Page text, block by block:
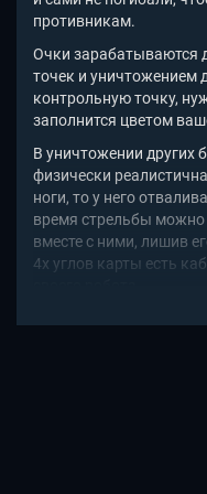
противникам.
Очки зарабатываются
точек и уничтожением
контрольную точку,
заполнится цветом
В уничтожении других
физически
ноги, то у него
время стрельбы можно
вместе с ними, лишив
4х углов карты есть